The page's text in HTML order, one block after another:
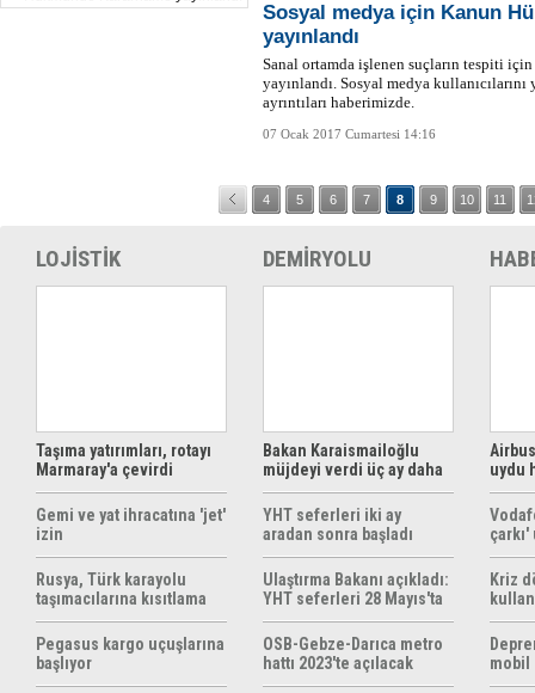
Sosyal medya için Kanun
yayınlandı
Sanal ortamda işlenen suçların tespiti
yayınlandı. Sosyal medya
ayrıntıları haberimizde.
07 Ocak 2017 Cumartesi 14:16
4 5 6 7 8 9 10 11
LOJİSTİK
Taşıma yatırımları, rotayı
Marmaray'a çevirdi
Gemi ve yat ihracatına 'jet'
izin
Rusya, Türk karayolu
taşımacılarına kısıtlama
getirebilir
Pegasus kargo uçuşlarına
başlıyor
DEMİRYOLU
Bakan Karaismailoğlu
müjdeyi verdi üç ay daha
ücretsiz
YHT seferleri iki ay
aradan sonra başladı
Ulaştırma Bakanı açıkladı:
YHT seferleri 28 Mayıs'ta
başlıyor
OSB-Gebze-Darıca metro
hattı 2023'te açılacak
uydu
Kriz
mobil